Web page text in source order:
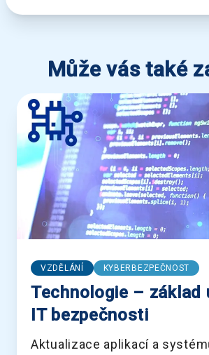
Může vás také
VZDĚLÁNÍ KYBERBEZPEČNOST
Technologie – základ
IT bezpečnosti
Aktualizace aplikací a